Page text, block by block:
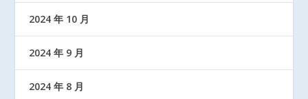
2024 年 10 月
2024 年 9 月
2024 年 8 月